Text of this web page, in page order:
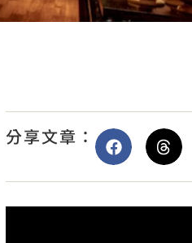
分享文章：